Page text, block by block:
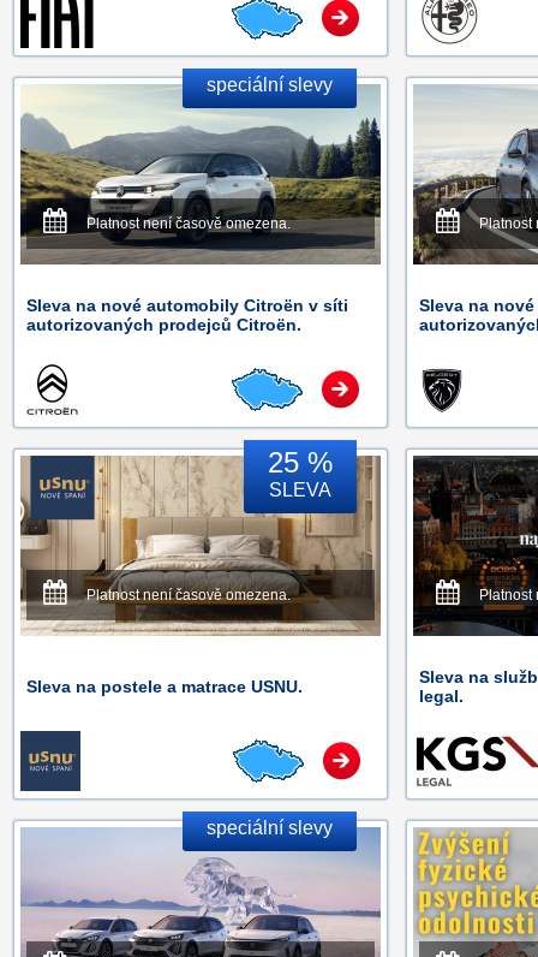
speciální slevy
Platnost není časově omezena.
Sleva na nové automobily Citroën v síti
autorizovaných prodejců Citroën.
Platnost
Sleva na
25 %
SLEVA
Platnost není časově omezena.
Sleva na postele a matrace USNU.
Platnost
Sleva na
legal.
speciální slevy